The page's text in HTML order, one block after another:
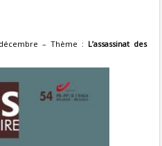
– Thème : L’assassinat des